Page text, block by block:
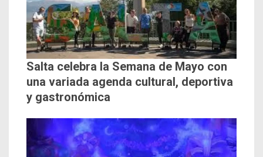
Salta celebra la Semana de Mayo con
una variada agenda cultural, deportiva
y gastronómica